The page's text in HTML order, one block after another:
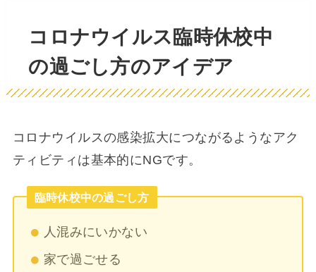
コロナウイルス臨時休校中
の過ごし方のアイデア
コロナウイルスの感染拡大につながるようなアク
ティビティは基本的にNGです。
臨時休校中の過ごし方
人混みにいかない
家で過ごせる